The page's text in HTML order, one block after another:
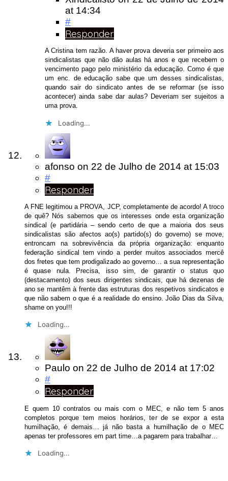
at 14:34
#
Responder
A Cristina tem razão. A haver prova deveria ser primeiro aos
sindicalistas que não dão aulas há anos e que recebem o
vencimento pago pelo ministério da educação. Como é que
um enc. de educação sabe que um desses sindicalistas,
quando sair do sindicato antes de se reformar (se isso
acontecer) ainda sabe dar aulas? Deveriam ser sujeitos a
uma prova.
Loading...
afonso on 22 de Julho de 2014 at 15:03
#
Responder
A FNE legitimou a PROVA, JCP, completamente de acordo! A troco
de quê? Nós sabemos que os interesses onde esta organização
sindical (e partidária – sendo certo de que a maioria dos seus
sindicalistas são afectos ao(s) partido(s) do governo) se move,
entroncam na sobrevivência da própria organização: enquanto
federação sindical tem vindo a perder muitos associados mercê
dos fretes que tem prodigalizado ao governo… a sua representação
é quase nula. Precisa, isso sim, de garantir o status quo
(destacamento) dos seus dirigentes sindicais, que há dezenas de
ano se mantêm à frente das estruturas dos respetivos sindicatos e
que não sabem o que é a realidade do ensino. João Dias da Silva,
shame on you!!!
Loading...
Paulo on 22 de Julho de 2014 at 17:02
#
Responder
E quem 10 contratos ou mais com o MEC, e não tem 5 anos
completos porque tem meios horários, ter de se expor a esta
humilhação, é demais… já não basta a humilhação de o MEC
apenas ter professores em part time…a pagarem para trabalhar…
Loading...